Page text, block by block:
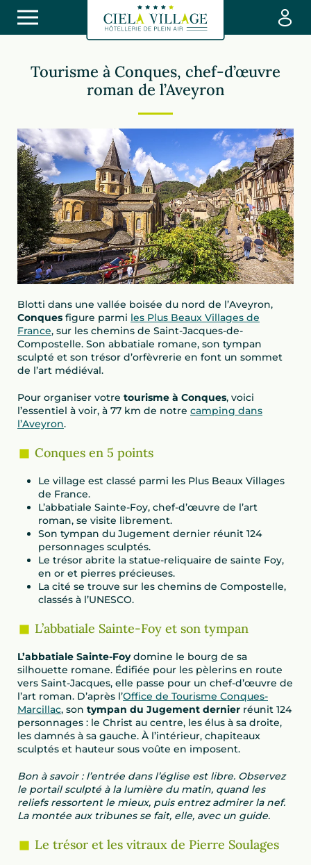
Tourisme à Conques, chef-d’œuvre
roman de l’Aveyron
Blotti dans une vallée boisée du nord de l’Aveyron,
Conques figure parmi les Plus Beaux Villages de
France, sur les chemins de Saint-Jacques-de-
Compostelle. Son abbatiale romane, son tympan
sculpté et son trésor d’orfèvrerie en font un sommet
de l’art médiéval.
Pour organiser votre tourisme à Conques, voici
l’essentiel à voir, à 77 km de notre camping dans
l’Aveyron.
Conques en 5 points
Le village est classé parmi les Plus Beaux Villages
de France.
L’abbatiale Sainte-Foy, chef-d’œuvre de l’art
roman, se visite librement.
Son tympan du Jugement dernier réunit 124
personnages sculptés.
Le trésor abrite la statue-reliquaire de sainte Foy,
en or et pierres précieuses.
La cité se trouve sur les chemins de Compostelle,
classés à l’UNESCO.
L’abbatiale Sainte-Foy et son tympan
L’abbatiale Sainte-Foydomine le bourg de sa
silhouette romane. Édifiée pour les pèlerins en route
vers Saint-Jacques, elle passe pour un chef-d’œuvre de
l’art roman. D’après l’Office de Tourisme Conques-
Marcillac, son tympan du Jugement dernier réunit 124
personnages : le Christ au centre, les élus à sa droite,
les damnés à sa gauche. À l’intérieur, chapiteaux
sculptés et hauteur sous voûte en imposent.
Bon à savoir : l’entrée dans l’église est libre. Observez
le portail sculpté à la lumière du matin, quand les
reliefs ressortent le mieux, puis entrez admirer la nef.
La montée aux tribunes se fait, elle, avec un guide.
Le trésor et les vitraux de Pierre Soulages